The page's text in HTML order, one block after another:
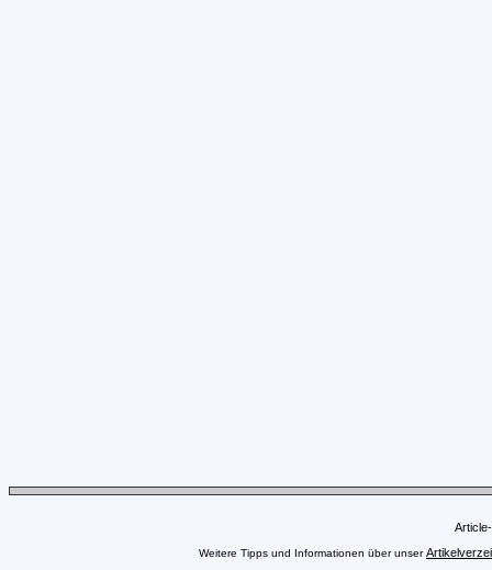
Weitere Tipps und Informationen über unser